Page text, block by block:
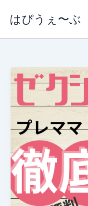
ス
はぴうぇ〜ぶ